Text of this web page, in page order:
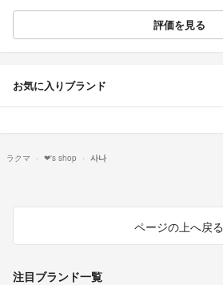
評価を見る
お気に入りブランド
ラクマ ❤︎'s shop 사나
ページの上へ戻る
注目ブランド一覧